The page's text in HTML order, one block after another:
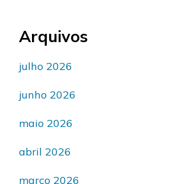
Arquivos
julho 2026
junho 2026
maio 2026
abril 2026
março 2026